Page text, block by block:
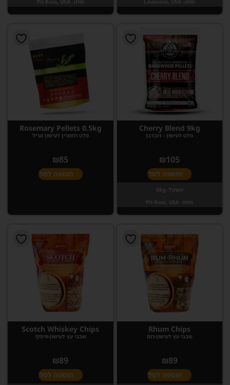
מותג: Louisiana, USA
מותג: Pit-Boss, USA
Cherry Blend 9kg
פלט לעישון - דובדבן
₪105
הוספה לסל
משקל: 9Kg
מותג: Pit-Boss, USA
Rosemary Pellets 0.5kg
פלט רוזמרין לעישון וגריל
₪85
הוספה לסל
Rhum Chips
שבבי עץ לעישון-רום
₪89
הוספה לסל
Scotch Whiskey Chips
שבבי עץ לעישון-וויסקי
₪89
הוספה לסל